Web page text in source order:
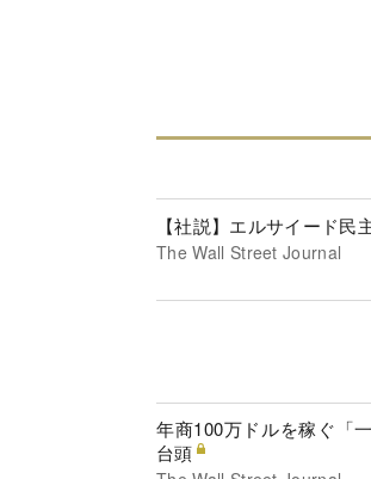
【社説】エルサイード民
The Wall Street Journal
年商100万ドルを稼ぐ「
台頭